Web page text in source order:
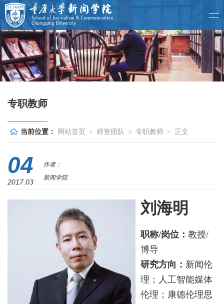
专职教师
当前位置： 网站首页 > 师资团队 > 专职教师 > 正文
04
2017.03
作者：
新闻学院
刘海明
职称/岗位： 教授/
博导
研究方向： 新闻伦
理；人工智能媒体
伦理；康德伦理思